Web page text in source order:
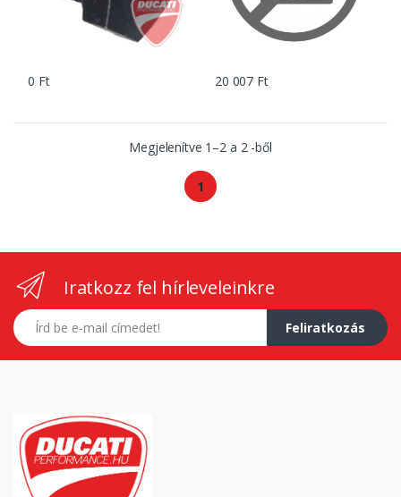
0 Ft 20 007 Ft
Megjelenítve 1 –2 a 2-ből
1
Iratkozz fel hírleveleinkre
E-mail címed
Feliratkozás